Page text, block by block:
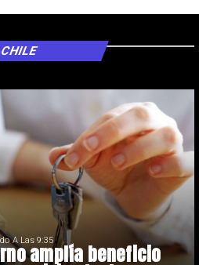
amplía beneficio
A Las 9:35
CHILE